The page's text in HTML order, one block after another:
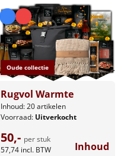
Oude collectie
Rugvol Warmte
Inhoud: 20 artikelen
Voorraad: Uitverkocht
50,- per stuk
57,74 incl. BTW Inhoud